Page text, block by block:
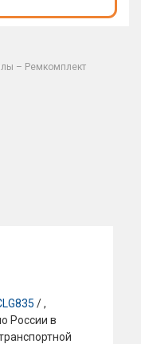
– Ремкомплект
/ ,
России в